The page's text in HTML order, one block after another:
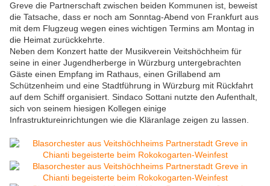
Greve die Partnerschaft zwischen beiden Kommunen ist, beweist
die Tatsache, dass er noch am Sonntag-Abend von Frankfurt aus
mit dem Flugzeug wegen eines wichtigen Termins am Montag in
die Heimat zurückkehrte.
Neben dem Konzert hatte der Musikverein Veitshöchheim für
seine in einer Jugendherberge in Würzburg untergebrachten
Gäste einen Empfang im Rathaus, einen Grillabend am
Schützenheim und eine Stadtführung in Würzburg mit Rückfahrt
auf dem Schiff organisiert. Sindaco Sottani nutzte den Aufenthalt,
sich von seinem hiesigen Kollegen einige
Infrastruktureinrichtungen wie die Kläranlage zeigen zu lassen.